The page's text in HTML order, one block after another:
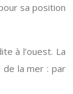
sa position
à l’ouest. La
la mer : par